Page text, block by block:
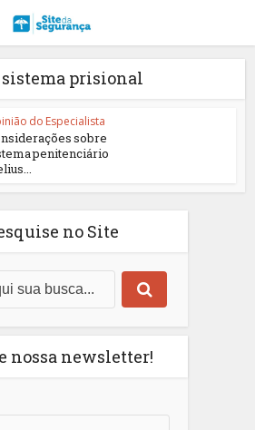
sistema prisional
do Especialista
sobre
penitenciário
no Site
nossa newsletter!